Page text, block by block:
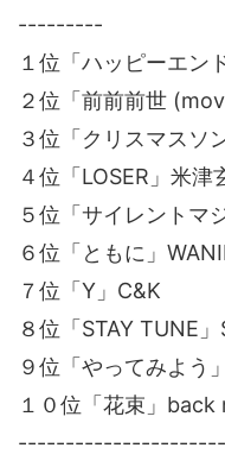
---------
１位「ハッピーエン
２位「前前前世
３位「クリスマスソ
４位「LOSER」米津
５位「サイレントマ
６位「ともに」
７位「Y」C&K
８位「STAY TUNE
９位「やってみよう
１０位「花束」